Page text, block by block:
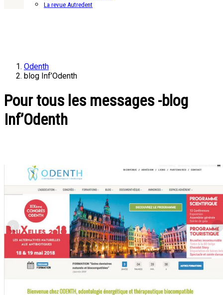
La revue Autredent
Odenth
blog Inf’Odenth
Pour tous les messages -blog
Inf’Odenth